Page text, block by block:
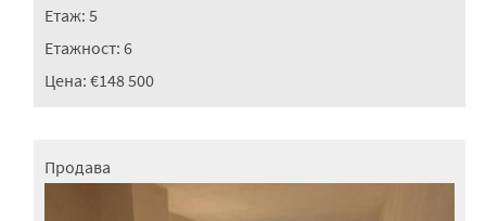
Етаж: 5
Етажност: 6
Цена: €148 500
Продава